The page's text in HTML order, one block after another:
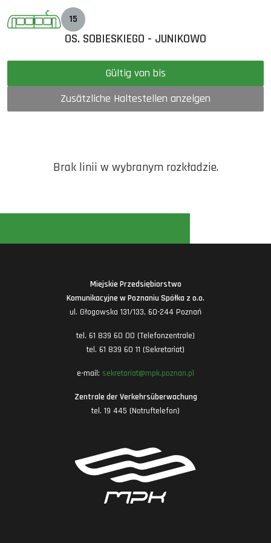
15
OS. SOBIESKIEGO - JUNIKOWO
Gültig von bis
Zusätzliche Haltestellen anzeigen
Brak linii w wybranym rozkładzie.
Miejskie Przedsiębiorstwo
Komunikacyjne w Poznaniu Spółka z o.o.
ul. Głogowska 131/133, 60-244 Poznań
tel. 61 839 60 00 (Telefonzentrale)
tel. 61 839 60 11 (Sekretariat)
e-mail: sekretariat@mpk.poznan.pl
Zentrale der Verkehrsüberwachung
tel. 19 445 (Notruftelefon)